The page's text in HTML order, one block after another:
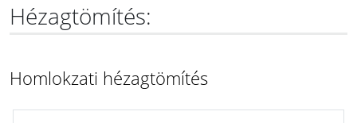
Hézagtömítés:
Homlokzati hézagtömítés